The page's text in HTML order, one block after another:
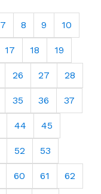
7 8 9 10
17 18 19
26 27 28
35 36 37
44 45
52 53
60 61 62